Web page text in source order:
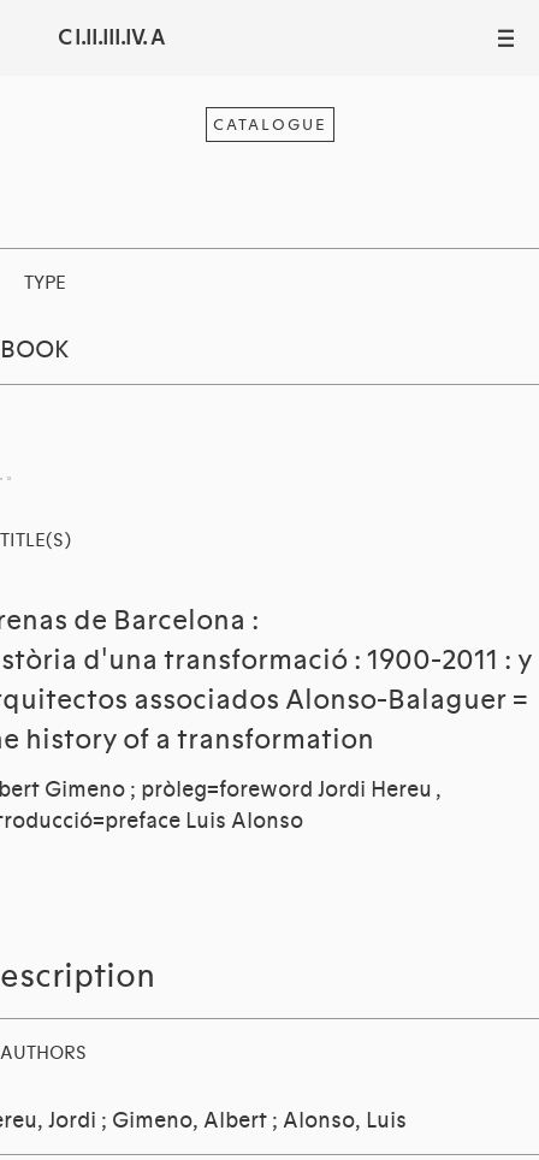
C I.II.III.IV. A III
CATALOGUE
TYPE
BOOK
TITLE(S)
de Barcelona :
d'una transformació : 1900-2011 : y
associados Alonso-Balaguer =
history of a transformation
Gimeno ; pròleg=foreword Jordi Hereu ,
Luis Alonso
AUTHORS
Jordi ; Gimeno, Albert ; Alonso, Luis